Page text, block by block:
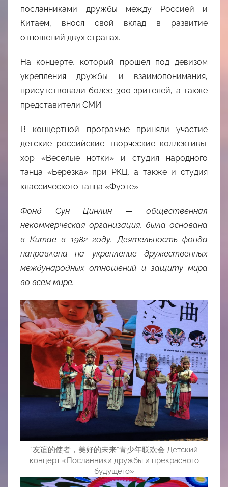
посланниками дружбы между Россией и
Китаем, внося свой вклад в развитие
отношений двух странах.
На концерте, который прошел под девизом
укрепления дружбы и взаимопонимания,
присутствовали более 300 зрителей, а также
представители СМИ.
В концертной программе приняли участие
детские российские творческие коллективы:
хор «Веселые нотки» и студия народного
танца «Березка» при РКЦ, а также и студия
классического танца «Фуэте».
Фонд Сун Цинлин — общественная
некоммерческая организация, была основана
в Китае в 1982 году. Деятельность фонда
направлена на укрепление дружественных
международных отношений и защиту мира
во всем мире.
“友谊的使者，美好的未来”青少年联欢会 Детский
концерт «Посланники дружбы и прекрасного
будущего»